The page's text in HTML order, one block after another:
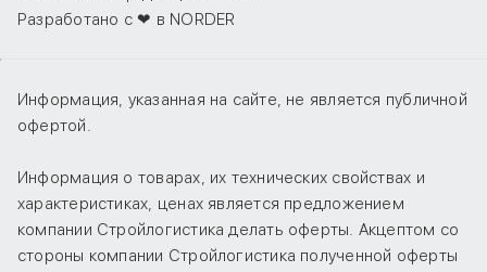
Разработано с ❤ в NORDER
Информация, указанная на сайте, не является публичной
офертой.
Информация о товарах, их технических свойствах и
характеристиках, ценах является предложением
компании Стройлогистика делать оферты. Акцептом со
стороны компании Стройлогистика полученной оферты